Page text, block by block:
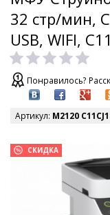
32 стр/мин,
USB, WIFI,
Понравилось?
Артикул: M2120
СКИДКА